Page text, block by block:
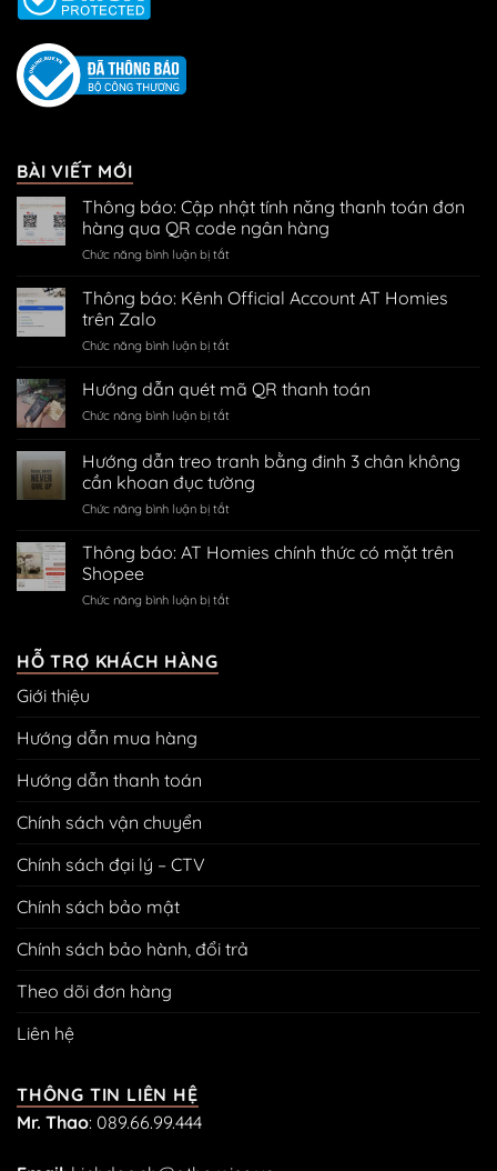
BÀI VIẾT MỚI
Thông báo: Cập nhật tính năng thanh toán đơn
hàng qua QR code ngân hàng
Chức năng bình luận bị tắtở
báo:
Cập
tính
thanh
qua
QR
code
Thông báo: Kênh Official Account AT Homies
trên Zalo
Chức năng bình luận bị tắtở
báo:
Kênh
Official
AT
Homies
trên
Hướng dẫn quét mã QR thanh toán
Chức năng bình luận bị tắtở
quét
mã
QR
toán
Hướng dẫn treo tranh bằng đinh 3 chân không
cần khoan đục tường
Chức năng bình luận bị tắtở
dẫn
treo
bằng
Thông báo: AT Homies chính thức có mặt trên
Shopee
Chức năng bình luận bị tắtở
HỖ TRỢ KHÁCH HÀNG
Giới thiệu
Hướng dẫn mua hàng
Hướng dẫn thanh toán
Chính sách vận chuyển
Chính sách đại lý – CTV
Chính sách bảo mật
Chính sách bảo hành, đổi trả
Theo dõi đơn hàng
Liên hệ
THÔNG TIN LIÊN HỆ
Mr. Thao: 089.66.99.444